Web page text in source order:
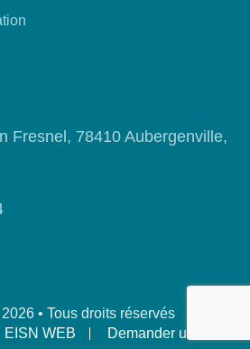
Fresnel, 78410 Aubergenville,
• Tous droits réservés
EISN WEB Demander un devis